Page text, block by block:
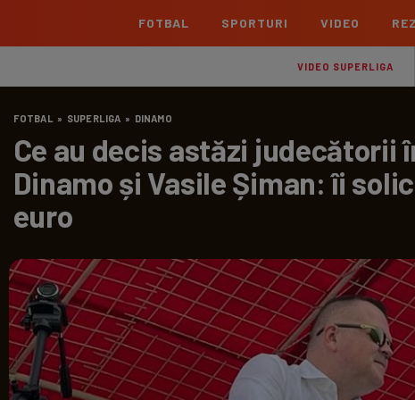
FOTBAL
Liga 2
Echipe Meciuri
TOATE ȘTIRILE
Echipe
La
Echipe
Echipe
Echipe
SPORTURI VIDEO
VIDEO SUPERLIGA
FOTBAL » SUPERLIGA » DINAMO
Ce au decis astăzi judecătorii
Dinamo și Vasile Șiman: îi
euro